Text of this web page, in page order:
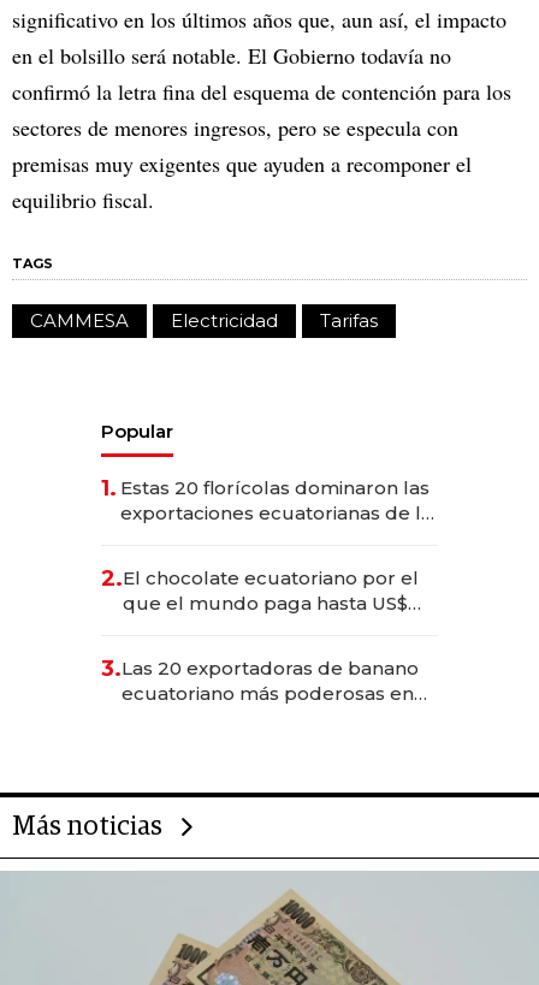
significativo en los últimos años que, aun así, el impacto
en el bolsillo será notable. El Gobierno todavía no
confirmó la letra fina del esquema de contención para los
sectores de menores ingresos, pero se especula con
premisas muy exigentes que ayuden a recomponer el
equilibrio fiscal.
TAGS
CAMMESA Electricidad Tarifas
Popular
1. Estas 20 florícolas dominaron las
exportaciones ecuatorianas de la
2.El chocolate ecuatoriano por el
que el mundo paga hasta US$
3.Las 20 exportadoras de banano
ecuatoriano más poderosas en
Más noticias